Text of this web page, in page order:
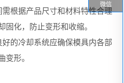
需根据产品尺寸和材料特性合理
固化，防止变形和收缩。
好的冷却系统应确保模具内各部
变形。
微信